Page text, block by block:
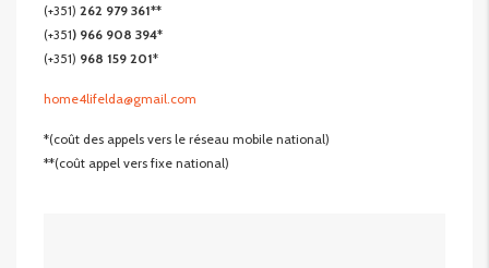
(+351) 262 979 361**
(+351) 966 908 394*
(+351) 968 159 201*
home4lifelda@gmail.com
*(coût des appels vers le réseau mobile national)
**(coût appel vers fixe national)